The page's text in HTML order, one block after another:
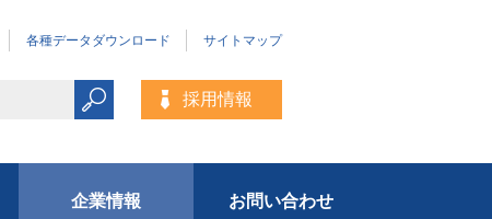
各種データダウンロード サイトマップ
採用情報
企業情報 お問い合わせ